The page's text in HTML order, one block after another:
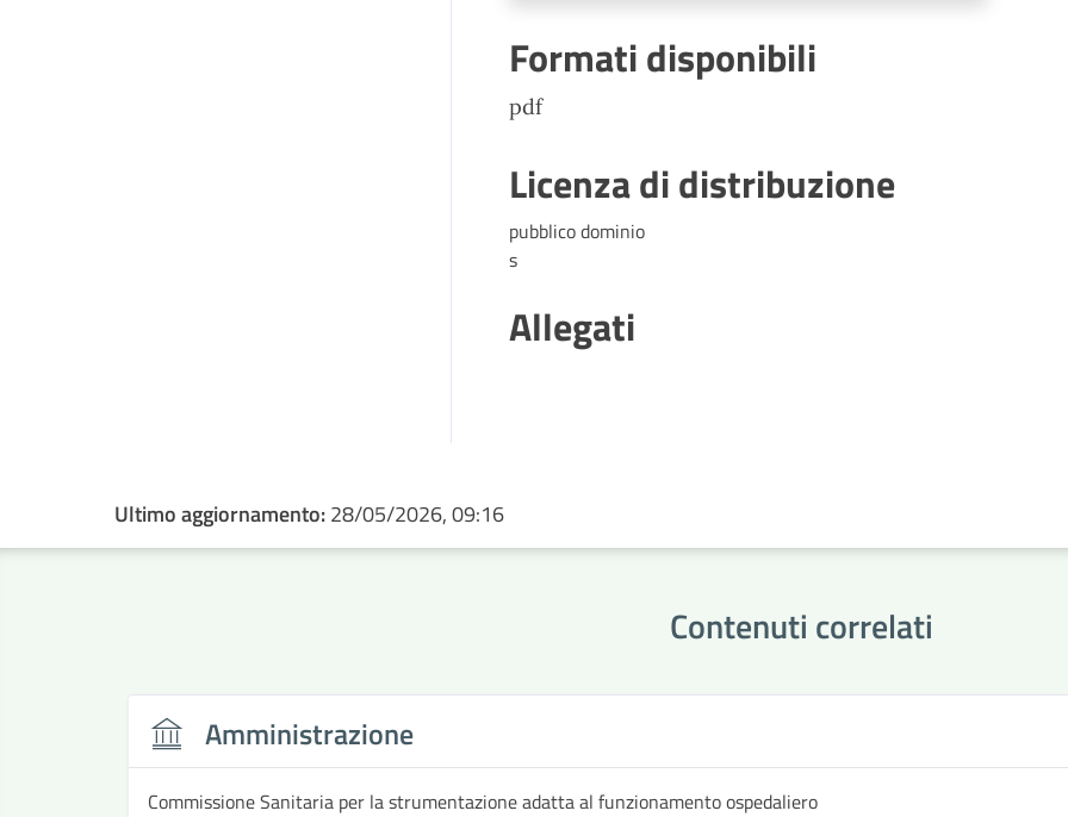
Formati disponibili
pdf
Licenza di distribuzione
pubblico dominio
s
Allegati
Ultimo aggiornamento:28/05/2026, 09:16
Contenuti correlati
Amministrazione
Commissione Sanitaria per la strumentazione adatta al funzionamento ospedaliero